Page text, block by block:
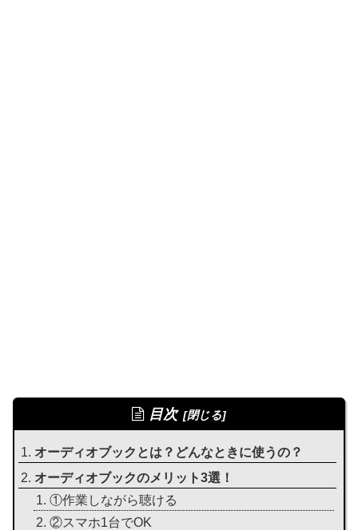
目次
オーディオブックとは？どんなときに使うの？
オーディオブックのメリット3選！
①作業しながら聴ける
②スマホ1台でOK